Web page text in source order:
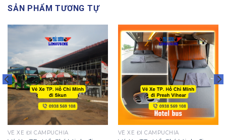
SẢN PHẨM TƯƠNG TỰ
VÉ XE ĐI CAMPUCHIA VÉ XE ĐI CAMPUCHIA